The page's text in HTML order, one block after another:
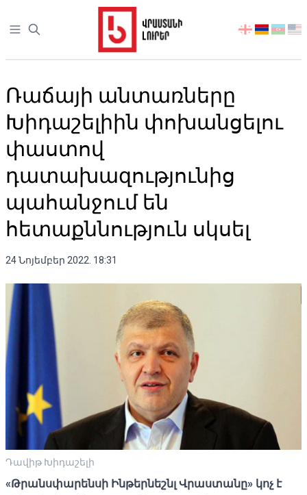
Open sidebar
აირჩიეთ
Ռաճայի անտառները
Խիդաշելիին փոխանցելու
փաստով
դատախազությունից
պահանջում են
հետաքննություն սկսել
24 Նոյեմբեր 2022. 18:31
Դավիթ Խիդաշելի
«Թրանսփարենսի Ինթերնեշնլ Վրաստանը» կոչ է